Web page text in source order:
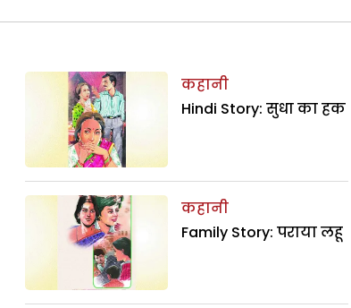
कहानी
Hindi Story: सुधा का हक
कहानी
Family Story: पराया लहू